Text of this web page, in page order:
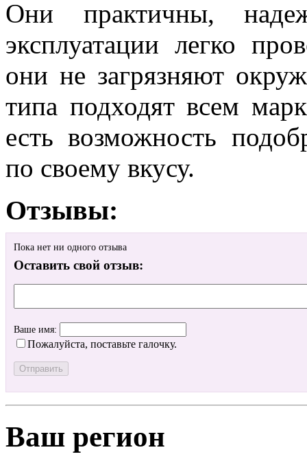
Они практичны,
эксплуатации легко
они не загрязняют
типа подходят всем
есть возможность
по своему вкусу.
Отзывы:
Пока нет ни одного отзыва
Оставить свой отзыв:
Ваше имя:
Пожалуйста, поставьте галочку.
Ваш регион